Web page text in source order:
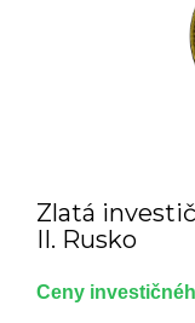
Zlatá
II. Rusko
Ceny